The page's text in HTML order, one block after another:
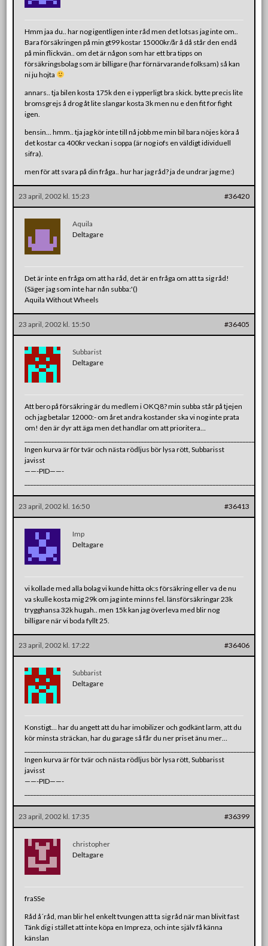
Hmm jaa du.. har nog igentligen inte råd men det lotsas jag inte om..
Bara försäkringen på min gt99 kostar 15000kr/år å då står den endå
på min flickvän.. om det är någon som har ett bra tipps on
försäkringsbolag som är billigare (har förnärvarande folksam) så kan
ni ju hojta
annars.. tja bilen kosta 175k den e i ypperligt bra skick. bytte precis lite
bromsgrejs å drog åt lite slangar kosta 3k men nu e den fit for fight
igen.
bensin… hmm.. tja jag kör inte till nå jobb me min bil bara nöjes köra å
det kostar ca 400kr veckan i soppa (är nog iofs en väldigt idividuell
sifra).
men för att svara på din fråga.. hur har jag råd? ja de undrar jag me:)
23 april, 2002 kl. 15:23 #36420
Aquila
Deltagare
Det är inte en fråga om att ha råd, det är en fråga om att ta sig råd!
(Säger jag som inte har nån subba:'()
Aquila Without Wheels
23 april, 2002 kl. 15:50 #36405
Subbarist
Deltagare
Att bero på försäkring är du medlem i OKQ8? min subba står på tjejen
och jag betalar 12000:- om året andra kostander ska vi nog inte prata
om! den är dyr att äga men det handlar om att prioritera…
Ingen kurva är för tvär och nästa rödljus bör lysa rött, Subbarisst
javisst
——-PID——-
23 april, 2002 kl. 16:50 #36413
Imp
Deltagare
vi kollade med alla bolag vi kunde hitta ok:s försäkring eller va de nu
va skulle kosta mig 29k om jag inte minns fel. länsförsäkringar 23k
trygghansa 32k hugah.. men 15k kan jag överleva med blir nog
billigare när vi boda fyllt 25.
23 april, 2002 kl. 17:22 #36406
Subbarist
Deltagare
Konstigt… har du angett att du har imobilizer och godkänt larm, att du
kör minsta sträckan, har du garage så får du ner priset änu mer…
Ingen kurva är för tvär och nästa rödljus bör lysa rött, Subbarisst
javisst
——-PID——-
23 april, 2002 kl. 17:35 #36399
christopher
Deltagare
fraSSe
Råd å´råd, man blir hel enkelt tvungen att ta sig råd när man blivit fast
Tänk dig i stället att inte köpa en Impreza, och inte själv få känna
känslan